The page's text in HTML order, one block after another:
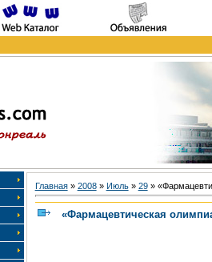
Главная» 2008 » Июль » 29»
«Фармацевтическая